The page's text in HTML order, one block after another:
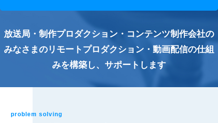
放送局・制作プロダクション・コンテンツ制作会社の
みなさまのリモートプロダクション・動画配信の仕組
みを構築し、サポートします
problem solving